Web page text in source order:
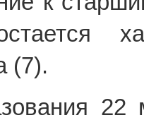
(7).
22